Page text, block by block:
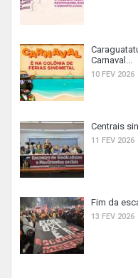
Carnaval...
10 FEV 2026
Centrais
11 FEV 2026
Fim da
13 FEV 2026